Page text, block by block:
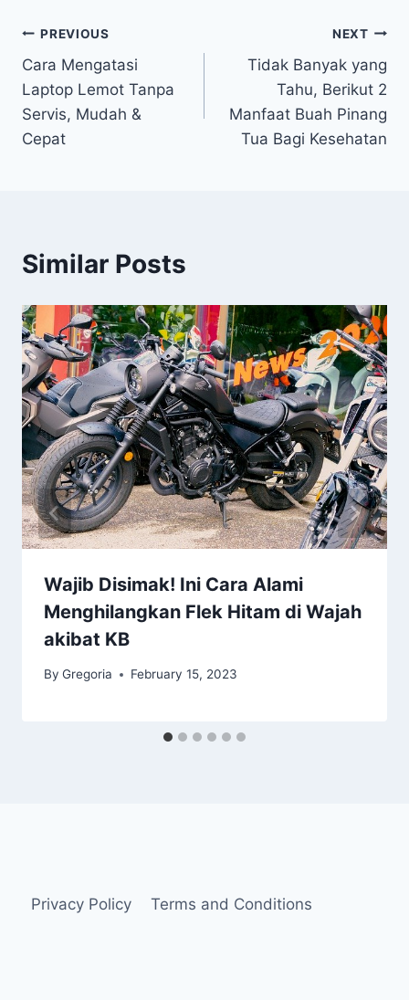
Post
navigation
PREVIOUS
Cara Mengatasi
Laptop Lemot Tanpa
Servis, Mudah &
Cepat
NEXT
Tidak Banyak yang
Tahu, Berikut 2
Manfaat Buah Pinang
Tua Bagi Kesehatan
Similar Posts
Wajib Disimak! Ini Cara Alami
Menghilangkan Flek Hitam di Wajah
akibat KB
By Gregoria February 15, 2023
Privacy Policy Terms and Conditions